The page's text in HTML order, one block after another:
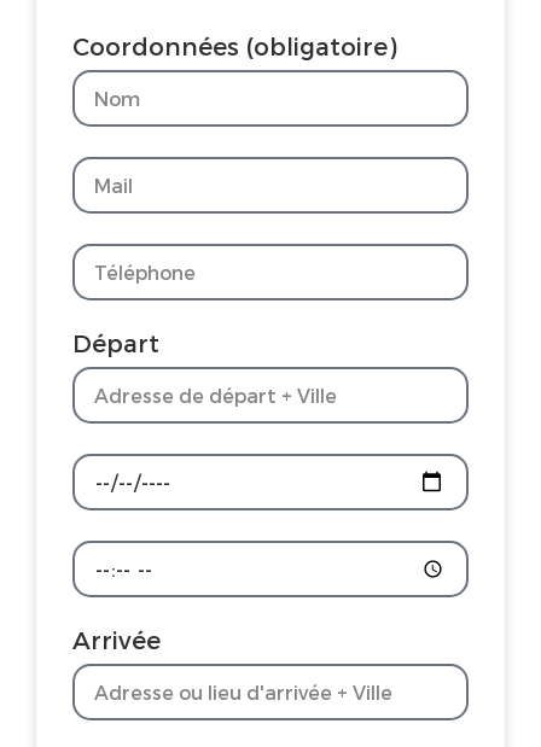
Coordonnées (obligatoire)
Départ
Arrivée